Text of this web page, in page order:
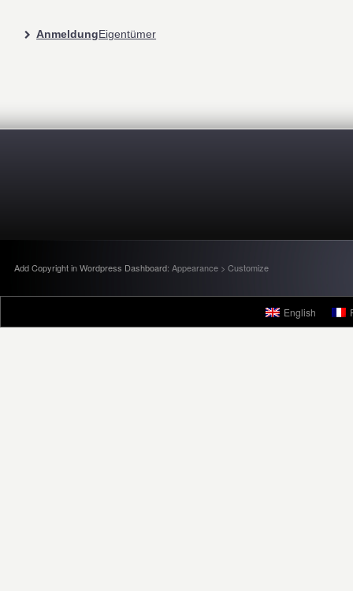
AnmeldungEigentümer
Add Copyright in Wordpress Dashboard: Appearance > Customize
English